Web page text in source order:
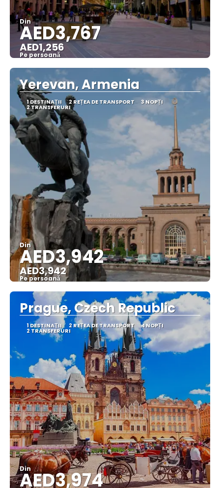
Din
AED3,767
AED1,256
Pe persoană
Vedea
Yerevan, Armenia
1 DESTINAŢII 2 REȚEA DE TRANSPORT 3 NOPȚI
2 TRANSFERURI
Din
AED3,942
AED3,942
Pe persoană
Vedea
Prague, Czech Republic
1 DESTINAŢII 2 REȚEA DE TRANSPORT 4 NOPȚI
2 TRANSFERURI
Din
AED3,974